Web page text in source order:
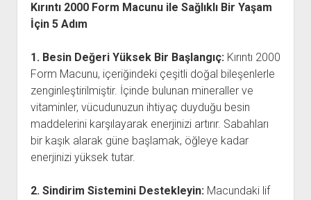
Kırıntı 2000 Form Macunu ile Sağlıklı Bir Yaşam
İçin 5 Adım
1. Besin Değeri Yüksek Bir Başlangıç:Kırıntı 2000
Form Macunu, içeriğindeki çeşitli doğal bileşenlerle
zenginleştirilmiştir. İçinde bulunan mineraller ve
vitaminler, vücudunuzun ihtiyaç duyduğu besin
maddelerini karşılayarak enerjinizi artırır. Sabahları
bir kaşık alarak güne başlamak, öğleye kadar
enerjinizi yüksek tutar.
2. Sindirim Sistemini Destekleyin:Macundaki lif